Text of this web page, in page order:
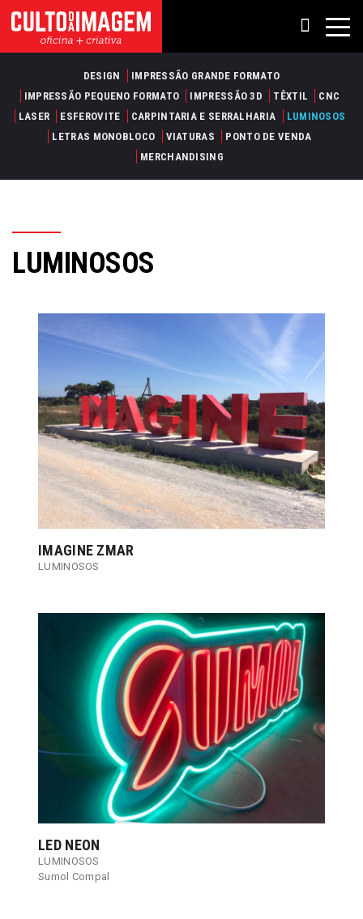
DESIGN
IMPRESSÃO GRANDE FORMATO
IMPRESSÃO PEQUENO FORMATO
IMPRESSÃO 3D TÊXTIL
CNC
LASER
ESFEROVITE CARPINTARIA E SERRALHARIA
LUMINOSOS
LETRAS MONOBLOCO
VIATURAS
PONTO DE VENDA
MERCHANDISING
LUMINOSOS
IMAGINE ZMAR
LUMINOSOS
LED NEON
LUMINOSOS
Sumol Compal